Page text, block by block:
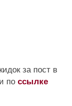
за пост в
по ссылке